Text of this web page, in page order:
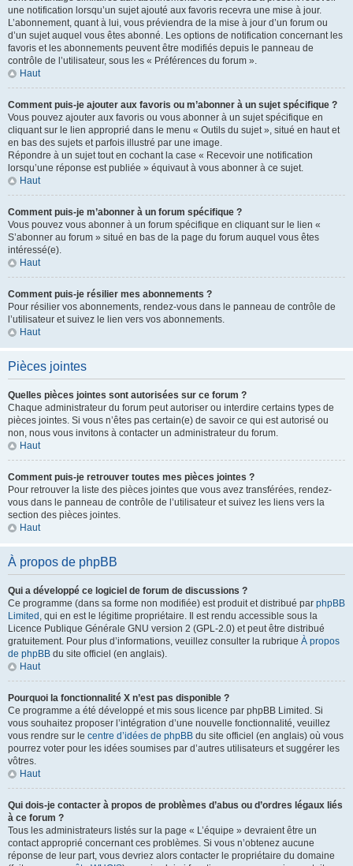
une notification lorsqu’un sujet ajouté aux favoris recevra une mise à jour.
L’abonnement, quant à lui, vous préviendra de la mise à jour d’un forum ou
d’un sujet auquel vous êtes abonné. Les options de notification concernant les
favoris et les abonnements peuvent être modifiés depuis le panneau de
contrôle de l’utilisateur, sous les « Préférences du forum ».
Haut
Comment puis-je ajouter aux favoris ou m’abonner à un sujet spécifique ?
Vous pouvez ajouter aux favoris ou vous abonner à un sujet spécifique en
cliquant sur le lien approprié dans le menu « Outils du sujet », situé en haut et
en bas des sujets et parfois illustré par une image.
Répondre à un sujet tout en cochant la case « Recevoir une notification
lorsqu’une réponse est publiée » équivaut à vous abonner à ce sujet.
Haut
Comment puis-je m’abonner à un forum spécifique ?
Vous pouvez vous abonner à un forum spécifique en cliquant sur le lien «
S’abonner au forum » situé en bas de la page du forum auquel vous êtes
intéressé(e).
Haut
Comment puis-je résilier mes abonnements ?
Pour résilier vos abonnements, rendez-vous dans le panneau de contrôle de
l’utilisateur et suivez le lien vers vos abonnements.
Haut
Pièces jointes
Quelles pièces jointes sont autorisées sur ce forum ?
Chaque administrateur du forum peut autoriser ou interdire certains types de
pièces jointes. Si vous n’êtes pas certain(e) de savoir ce qui est autorisé ou
non, nous vous invitons à contacter un administrateur du forum.
Haut
Comment puis-je retrouver toutes mes pièces jointes ?
Pour retrouver la liste des pièces jointes que vous avez transférées, rendez-
vous dans le panneau de contrôle de l’utilisateur et suivez les liens vers la
section des pièces jointes.
Haut
À propos de phpBB
Qui a développé ce logiciel de forum de discussions ?
Ce programme (dans sa forme non modifiée) est produit et distribué par phpBB
Limited , qui en est le légitime propriétaire. Il est rendu accessible sous la
Licence Publique Générale GNU version 2 (GPL-2.0) et peut être distribué
gratuitement. Pour plus d’informations, veuillez consulter la rubrique À propos
de phpBB du site officiel (en anglais).
Haut
Pourquoi la fonctionnalité X n’est pas disponible ?
Ce programme a été développé et mis sous licence par phpBB Limited. Si
vous souhaitez proposer l’intégration d’une nouvelle fonctionnalité, veuillez
vous rendre sur le centre d’idées de phpBB du site officiel (en anglais) où vous
pourrez voter pour les idées soumises par d’autres utilisateurs et suggérer les
vôtres.
Haut
Qui dois-je contacter à propos de problèmes d’abus ou d’ordres légaux liés
à ce forum ?
Tous les administrateurs listés sur la page « L’équipe » devraient être un
contact approprié concernant ces problèmes. Si vous n’obtenez aucune
réponse de leur part, vous devriez alors contacter le propriétaire du domaine